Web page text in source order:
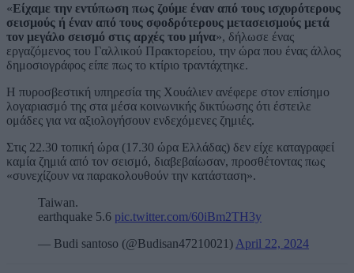
«Είχαμε την εντύπωση πως ζούμε έναν από τους ισχυρότερους
σεισμούς ή έναν από τους σφοδρότερους μετασεισμούς μετά
τον μεγάλο σεισμό στις αρχές του μήνα», δήλωσε ένας
εργαζόμενος του Γαλλικού Πρακτορείου, την ώρα που ένας άλλος
δημοσιογράφος είπε πως το κτίριο τραντάχτηκε.
Η πυροσβεστική υπηρεσία της Χουάλιεν ανέφερε στον επίσημο
λογαριασμό της στα μέσα κοινωνικής δικτύωσης ότι έστειλε
ομάδες για να αξιολογήσουν ενδεχόμενες ζημιές.
Στις 22.30 τοπική ώρα (17.30 ώρα Ελλάδας) δεν είχε καταγραφεί
καμία ζημιά από τον σεισμό, διαβεβαίωσαν, προσθέτοντας πως
«συνεχίζουν να παρακολουθούν την κατάσταση».
Taiwan.
earthquake 5.6 pic.twitter.com/60iBm2TH3y
— Budi santoso (@Budisan47210021) April 22, 2024